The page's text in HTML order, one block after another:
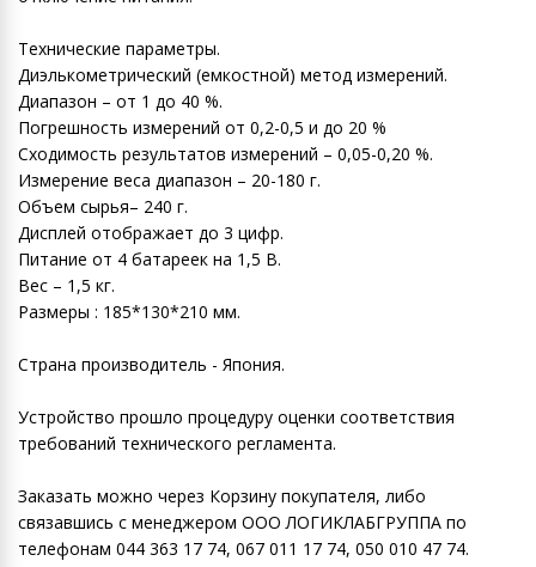
Технические параметры.
Диэлькометрический (емкостной) метод измерений.
Диапазон – от 1 до 40 %.
Погрешность измерений от 0,2-0,5 и до 20 %
Сходимость результатов измерений – 0,05-0,20 %.
Измерение веса диапазон – 20-180 г.
Объем сырья– 240 г.
Дисплей отображает до 3 цифр.
Питание от 4 батареек на 1,5 В.
Вес – 1,5 кг.
Размеры : 185*130*210 мм.
Страна производитель - Япония.
Устройство прошло процедуру оценки соответствия
требований технического регламента.
Заказать можно через Корзину покупателя, либо
связавшись с менеджером ООО ЛОГИКЛАБГРУППА по
телефонам 044 363 17 74, 067 011 17 74, 050 010 47 74.